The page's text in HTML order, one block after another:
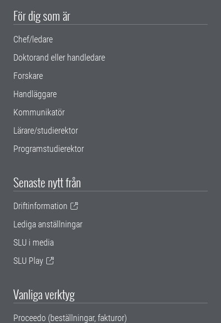
För dig som är
Chef/ledare
Doktorand eller handledare
Forskare
Handläggare
Kommunikatör
Lärare/studierektor
Programstudierektor
Senaste nytt från
Driftinformation
Lediga anställningar
SLU i media
SLU Play
Vanliga verktyg
Proceedo (beställningar, fakturor)